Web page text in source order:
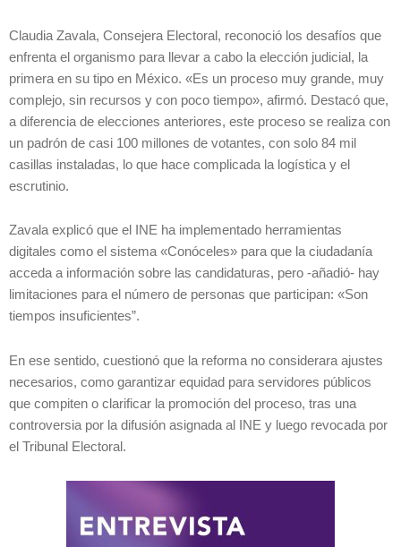
Claudia Zavala, Consejera Electoral, reconoció los desafíos que
enfrenta el organismo para llevar a cabo la elección judicial, la
primera en su tipo en México. «Es un proceso muy grande, muy
complejo, sin recursos y con poco tiempo», afirmó. Destacó que,
a diferencia de elecciones anteriores, este proceso se realiza con
un padrón de casi 100 millones de votantes, con solo 84 mil
casillas instaladas, lo que hace complicada la logística y el
escrutinio.
Zavala explicó que el INE ha implementado herramientas
digitales como el sistema «Conóceles» para que la ciudadanía
acceda a información sobre las candidaturas, pero -añadió- hay
limitaciones para el número de personas que participan: «Son
tiempos insuficientes”.
En ese sentido, cuestionó que la reforma no considerara ajustes
necesarios, como garantizar equidad para servidores públicos
que compiten o clarificar la promoción del proceso, tras una
controversia por la difusión asignada al INE y luego revocada por
el Tribunal Electoral.